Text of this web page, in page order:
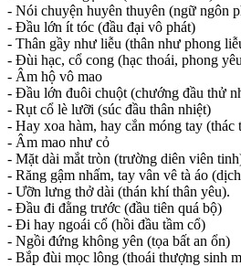
- Nói chuyện huyên thuyên (ngữ ngôn
- Đầu lớn ít tóc (đầu đại vô phát)
- Thân gầy như liễu (thân như phong
- Đùi hạc, cổ cong (hạc thoái, phong
- Âm hộ vô mao
- Đầu lớn đuôi chuột (chướng đầu thử
- Rụt cổ lè lưỡi (súc đầu thân nhiệt)
- Hay xoa hàm, hay cắn móng tay (thác
- Âm mao như cỏ
- Mặt dài mắt tròn (trường diên viên
- Răng gậm nhấm, tay vân vê tà áo
- Ưỡn lưng thở dài (thán khí thân yêu).
- Đầu đi đằng trước (đầu tiên quá bộ)
- Đi hay ngoái cổ (hồi đầu tầm cổ)
- Ngồi đứng không yên (tọa bất an ổn)
- Bắp đùi mọc lông (thoái thượng sinh